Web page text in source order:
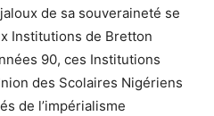
de sa souveraineté se
Institutions de Bretton
90, ces Institutions
des Scolaires Nigériens
de l’impérialisme